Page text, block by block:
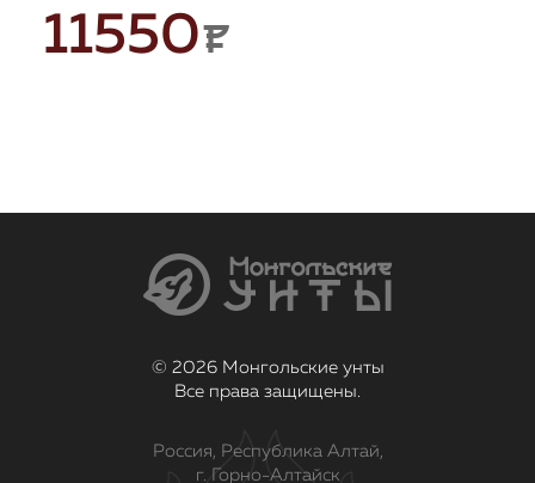
11550P
© 2026 Монгольские унты
Все права защищены.
Россия, Республика Алтай,
г. Горно-Алтайск